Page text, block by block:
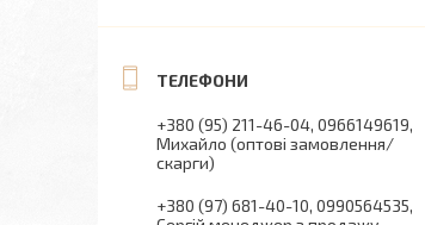
+380 (95) 211-46-04 0966149619
Михайло (оптові замовлення/
скарги)
+380 (97) 681-40-10 0990564535